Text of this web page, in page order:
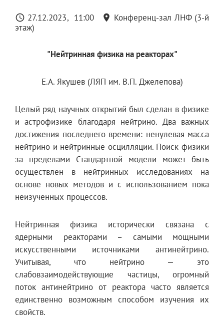
27.12.2023 11:00
Конференц-зал ЛНФ (3-й
этаж)
"Нейтринная физика на реакторах"
Е.А. Якушев (ЛЯП им. В.П. Джелепова)
Целый ряд научных открытий был сделан в физике
и астрофизике благодаря нейтрино. Два важных
достижения последнего времени: ненулевая масса
нейтрино и нейтринные осцилляции. Поиск физики
за пределами Стандартной модели может быть
осуществлен в нейтринных исследованиях на
основе новых методов и с использованием пока
неизученных процессов.
Нейтринная физика исторически связана с
ядерными реакторами – самыми мощными
искусственными источниками антинейтрино.
Учитывая, что нейтрино — это
слабовзаимодействующие частицы, огромный
поток антинейтрино от реактора часто является
единственно возможным способом изучения их
свойств.